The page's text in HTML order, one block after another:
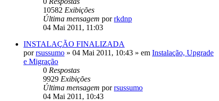
10582 Exibições
Última mensagem porrkdnp
04 Mai 2011, 11:03
INSTALAÇÃO FINALIZADA
porrsussumo » 04 Mai 2011, 10:43 » em Instalação, Upgrade
e Migração
0 Respostas
9929 Exibições
Última mensagem porrsussumo
04 Mai 2011, 10:43